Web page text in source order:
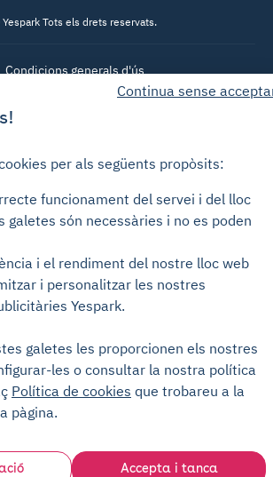
Tots els drets reservats.
Condicions generals d'ús
generals de venda Aparcament
generals de venda Recàrrega
Política de cookies
Configuració de les galetes
Carta de Transparència
Continua sense
per als següents propòsits:
funcionament del servei i del lloc
galetes són necessàries i no es poden
i el rendiment del nostre lloc web
i personalitzar les nostres
Yespark.
galetes les proporcionen els nostres
les o consultar la nostra política
Política de cookies que trobareu a la
pàgina.
Accepta i tanca